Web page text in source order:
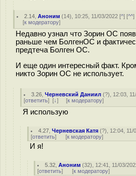
2.14 ,Аноним (14), 10:25, 11/03/2022 [^] [^^]
[к модератору]
Недавно узнал что Зорин ОС
раньше чем БолгенОС и
предтеча Болген ОС.
И еще один интересный факт.
никто Зорин ОС не использует.
3.26 ,Черневский Даниил (?), 12:03,
[ответить] [↓] [к модератору]
Я использую
4.27 ,Черневская Катя (?), 12:04, 11/
[ответить] [к модератору]
И я!
5.32 ,Аноним (32), 12:41, 11/03/
[ответить] [к модератору]